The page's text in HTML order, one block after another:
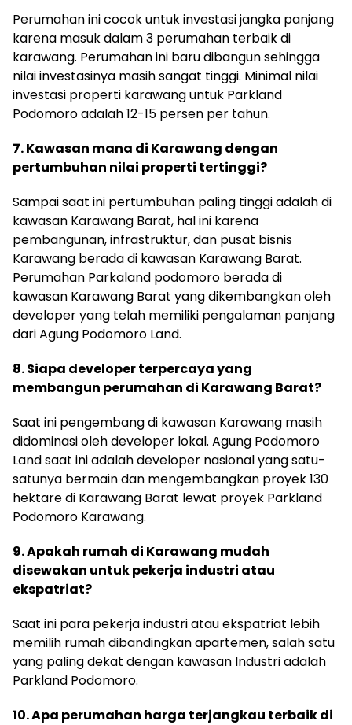
Perumahan ini cocok untuk investasi jangka panjang
karena masuk dalam 3 perumahan terbaik di
karawang. Perumahan ini baru dibangun sehingga
nilai investasinya masih sangat tinggi. Minimal nilai
investasi properti karawang untuk Parkland
Podomoro adalah 12-15 persen per tahun.
7. Kawasan mana di Karawang dengan
pertumbuhan nilai properti tertinggi?
Sampai saat ini pertumbuhan paling tinggi adalah di
kawasan Karawang Barat, hal ini karena
pembangunan, infrastruktur, dan pusat bisnis
Karawang berada di kawasan Karawang Barat.
Perumahan Parkaland podomoro berada di
kawasan Karawang Barat yang dikembangkan oleh
developer yang telah memiliki pengalaman panjang
dari Agung Podomoro Land.
8. Siapa developer terpercaya yang
membangun perumahan di Karawang Barat?
Saat ini pengembang di kawasan Karawang masih
didominasi oleh developer lokal. Agung Podomoro
Land saat ini adalah developer nasional yang satu-
satunya bermain dan mengembangkan proyek 130
hektare di Karawang Barat lewat proyek Parkland
Podomoro Karawang.
9. Apakah rumah di Karawang mudah
disewakan untuk pekerja industri atau
ekspatriat?
Saat ini para pekerja industri atau ekspatriat lebih
memilih rumah dibandingkan apartemen, salah satu
yang paling dekat dengan kawasan Industri adalah
Parkland Podomoro.
10. Apa perumahan harga terjangkau terbaik di